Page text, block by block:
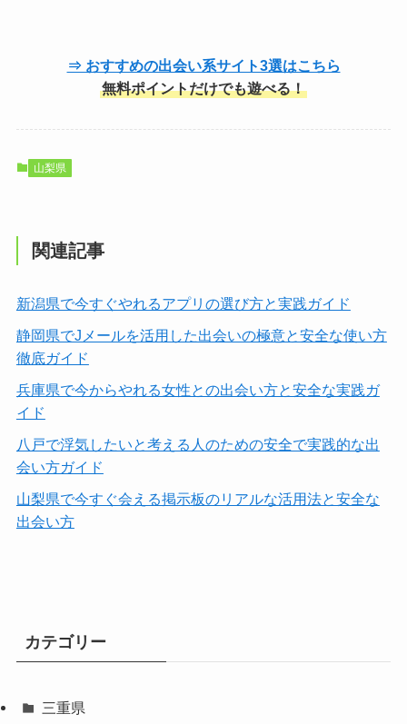
⇒ おすすめの出会い系サイト3選はこちら
無料ポイントだけでも遊べる！
山梨県
関連記事
新潟県で今すぐやれるアプリの選び方と実践ガイド
静岡県でJメールを活用した出会いの極意と安全な使い方
徹底ガイド
兵庫県で今からやれる女性との出会い方と安全な実践ガ
イド
八戸で浮気したいと考える人のための安全で実践的な出
会い方ガイド
山梨県で今すぐ会える掲示板のリアルな活用法と安全な
出会い方
カテゴリー
三重県